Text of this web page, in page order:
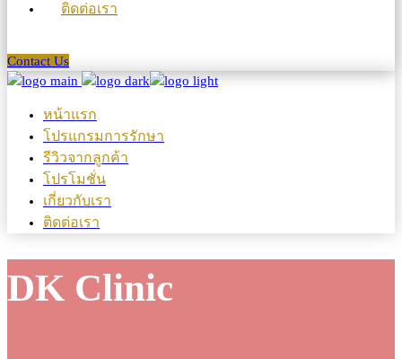
ติดต่อเรา
Contact Us
หน้าแรก
โปรแกรมการรักษา
รีวิวจากลูกค้า
โปรโมชั่น
เกี่ยวกับเรา
ติดต่อเรา
DK Clinic